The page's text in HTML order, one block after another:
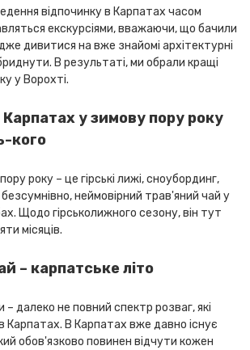
відпочинку в Карпатах часом
екскурсіями, вважаючи, що бачили
дивитися на вже знайомі архітектурні
В результаті, ми обрали кращі
у Ворохті.
Карпатах у зимову пору року
кого
року – це гірські лижі, сноубординг,
неймовірний трав'яний чай у
Щодо гірськолижного сезону, він тут
місяців.
– карпатське літо
– далеко не повний спектр розваг, які
Карпатах. В Карпатах вже давно існує
обов'язково повинен відчути кожен